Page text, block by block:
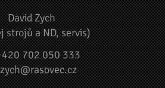
David Zych
strojů a ND, servis)
702 050 333
zych@rasovec.cz